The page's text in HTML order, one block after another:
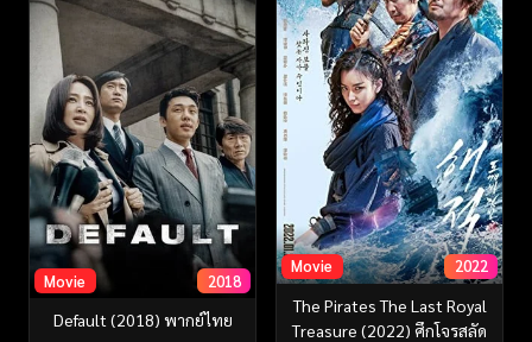
Movie 2018
Default (2018) พากย์ไทย
Movie 2022
The Pirates The Last Royal
Treasure (2022) ศึกโจรสลัด